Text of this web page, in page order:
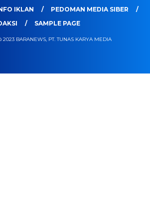
IKLAN
PEDOMAN MEDIA SIBER
SAMPLE PAGE
2023 BARANEWS, PT. TUNAS KARYA MEDIA